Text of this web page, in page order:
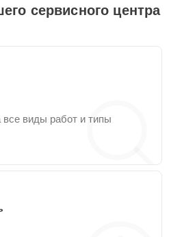
сервисного центра
виды работ и типы